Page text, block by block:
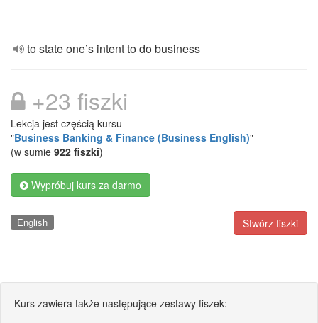
to state one’s intent to do business
+23 fiszki
Lekcja jest częścią kursu
"Business Banking & Finance (Business English)"
(w sumie 922 fiszki)
Wypróbuj kurs za darmo
Stwórz fiszki
English
Kurs zawiera także następujące zestawy fiszek: